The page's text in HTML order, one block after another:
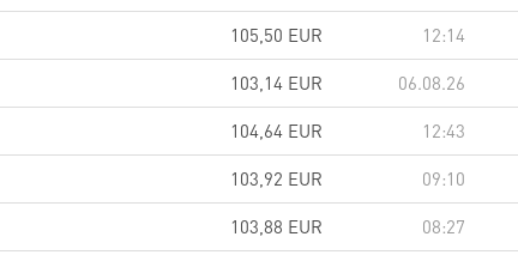
105,50 EUR 12:14
103,14 EUR 06.08.26
104,64 EUR 12:43
103,92 EUR 09:10
103,88 EUR 08:27